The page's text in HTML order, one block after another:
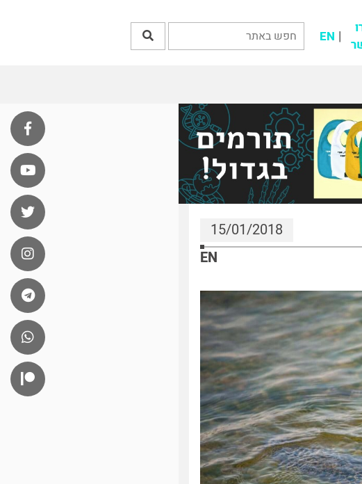
EN
15/01/2018
EN